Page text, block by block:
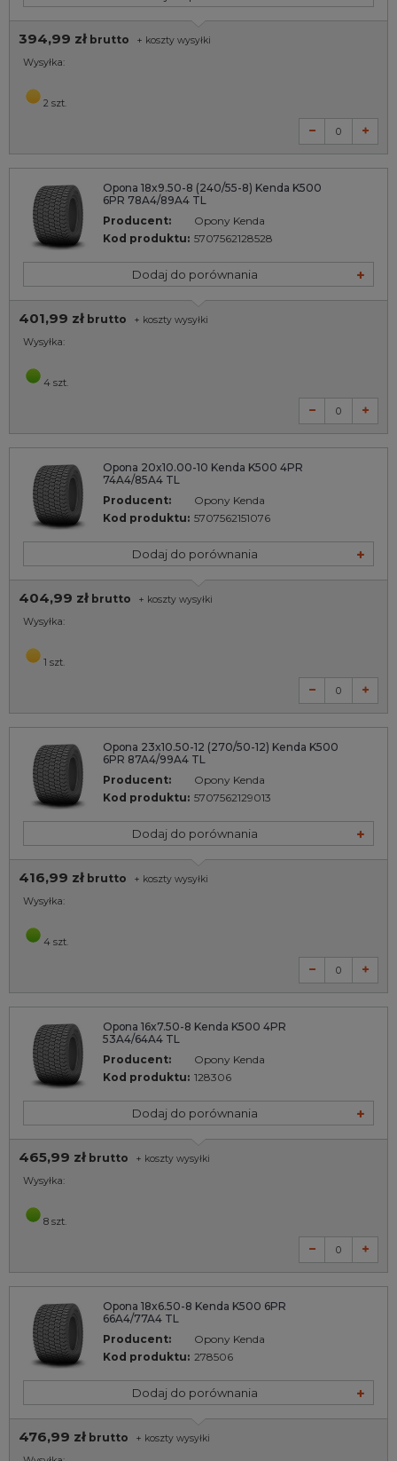
394,99 zł brutto + koszty wysyłki
Wysyłka:
2 szt.
Opona 18x9.50-8 (240/55-8) Kenda K500
6PR 78A4/89A4 TL
Producent:
Opony Kenda
Kod produktu: 5707562128528
Dodaj do porównania
401,99 zł brutto + koszty wysyłki
Wysyłka:
4 szt.
Opona 20x10.00-10 Kenda K500 4PR
74A4/85A4 TL
Producent:
Opony Kenda
Kod produktu: 5707562151076
Dodaj do porównania
404,99 zł brutto + koszty wysyłki
Wysyłka:
1 szt.
Opona 23x10.50-12 (270/50-12) Kenda K500
6PR 87A4/99A4 TL
Producent:
Opony Kenda
Kod produktu: 5707562129013
Dodaj do porównania
416,99 zł brutto + koszty wysyłki
Wysyłka:
4 szt.
Opona 16x7.50-8 Kenda K500 4PR
53A4/64A4 TL
Producent:
Opony Kenda
Kod produktu: 128306
Dodaj do porównania
465,99 zł brutto + koszty wysyłki
Wysyłka:
8 szt.
Opona 18x6.50-8 Kenda K500 6PR
66A4/77A4 TL
Producent:
Opony Kenda
Kod produktu: 278506
Dodaj do porównania
476,99 zł brutto + koszty wysyłki